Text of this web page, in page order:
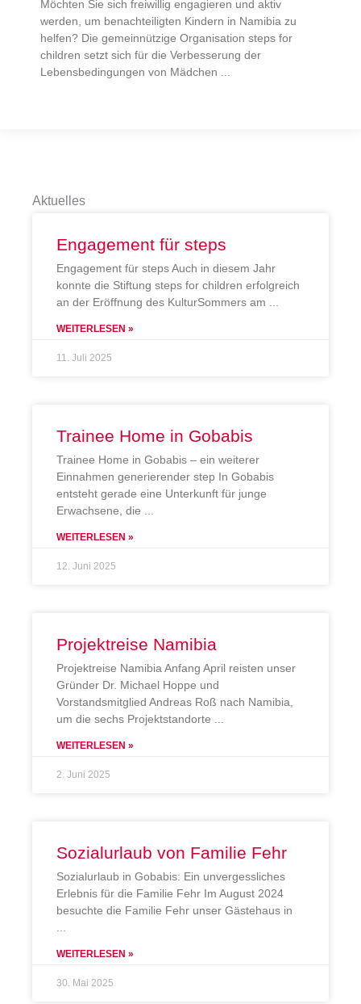
Möchten Sie sich freiwillig engagieren und aktiv
werden, um benachteiligten Kindern in Namibia zu
helfen? Die gemeinnützige Organisation steps for
children setzt sich für die Verbesserung der
Lebensbedingungen von Mädchen
Aktuelles
Engagement für steps
Engagement für steps Auch in diesem Jahr
konnte die Stiftung steps for children erfolgreich
an der Eröffnung des KulturSommers am
WEITERLESEN »
11. Juli 2025
Trainee Home in Gobabis
Trainee Home in Gobabis – ein weiterer
Einnahmen generierender step In Gobabis
entsteht gerade eine Unterkunft für junge
Erwachsene, die
WEITERLESEN »
12. Juni 2025
Projektreise Namibia
Projektreise Namibia Anfang April reisten unser
Gründer Dr. Michael Hoppe und
Vorstandsmitglied Andreas Roß nach Namibia,
um die sechs Projektstandorte
WEITERLESEN »
2. Juni 2025
Sozialurlaub von Familie Fehr
Sozialurlaub in Gobabis: Ein unvergessliches
Erlebnis für die Familie Fehr Im August 2024
besuchte die Familie Fehr unser Gästehaus in
WEITERLESEN »
30. Mai 2025